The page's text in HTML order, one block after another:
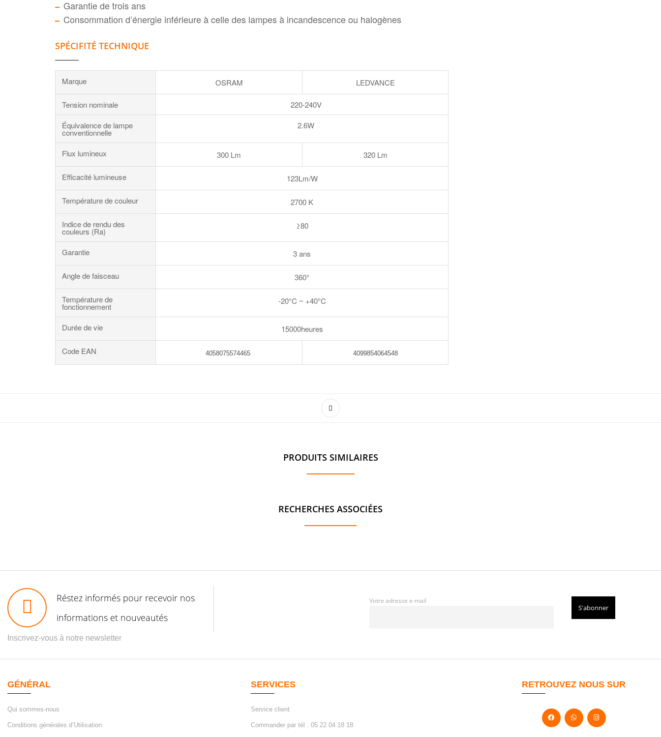
Garantie de trois ans
Consommation d’énergie inférieure à celle des lampes à incandescence ou halogènes
SPÉCIFITÉ TECHNIQUE
Marque OSRAM LEDVANCE
Tension nominale
220-240V
Équivalence de lampe
conventionnelle
2.6W
Flux lumineux 300 Lm 320 Lm
Efficacité lumineuse 123Lm/W
Température de couleur 2700 K
Indice de rendu des
couleurs (Ra)
≥80
Garantie 3 ans
Angle de faisceau 360°
Température de
fonctionnement
-20°C ~ +40°C
Durée de vie 15000heures
Code EAN 4058075574465 4099854064548
PRODUITS SIMILAIRES
RECHERCHES ASSOCIÉES
Réstez informés pour recevoir nos
informations et nouveautés
Inscrivez-vous à notre newsletter
Votre adresse e-mail
GÉNÉRAL
Qui sommes-nous
Conditions générales d’Utilisation
SERVICES
Service client
Commander par tél : 05 22 04 18 18
RETROUVEZ NOUS SUR